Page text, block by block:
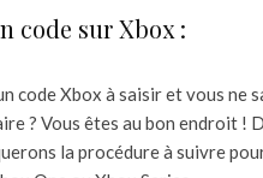
code sur Xbox :
code Xbox à saisir et vous ne
? Vous êtes au bon endroit !
la procédure à suivre